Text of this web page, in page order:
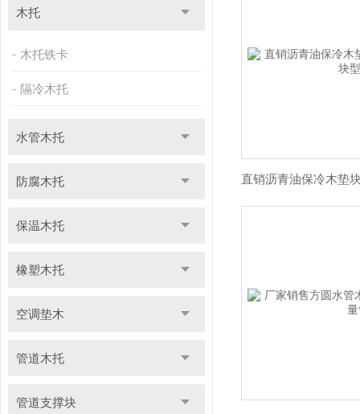
木托
木托铁卡
隔冷木托
水管木托
防腐木托
保温木托
橡塑木托
空调垫木
管道木托
管道支撑块